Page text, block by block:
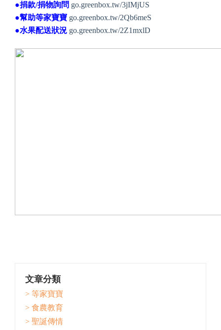
●捐款/捐物詢問 go.greenbox.tw/3jIMjUS
●幫助等家寶寶 go.greenbox.tw/2Qb6meS
●水果配送狀況 go.greenbox.tw/2Z1mxlD
文章分類
> 等家寶寶
> 食農教育
> 聖誕傳情